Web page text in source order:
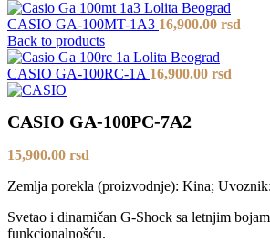
CASIO GA-100MT-1A3 16,900.00 rsd
Back to products
CASIO GA-100RC-1A 16,900.00 rsd
CASIO GA-100PC-7A2
15,900.00 rsd
Zemlja porekla (proizvodnje): Kina;
Svetao i dinamičan G-Shock sa letnjim
funkcionalnošću.